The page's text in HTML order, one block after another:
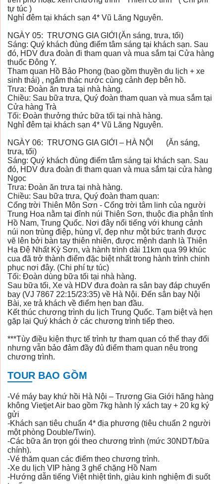
tự túc )
Nghỉ đêm tại khách sạn 4* Vũ Lăng Nguyên.
NGÀY 05: TRƯƠNG GIA GIỚI (Ăn sáng, trưa, tối)
Sáng: Quý khách đùng điểm tâm sáng tại khách sạn. Sau
đó, HDV đưa đoàn đi tham quan và mua sắm tại Cửa hàng
thuốc Đông Y.
Tham quan Hồ Bảo Phong (bao gồm thuyền ​​du lịch + xe
sinh thái) , ngắm thác nước cùng cảnh đẹp bên hồ.
Trưa: Đoàn ăn trưa tại nhà hàng.
Chiều: Sau bữa trưa, Quý đoàn tham quan và mua sắm tại
Cửa hàng Trà
Tối: Đoàn thưởng thức bữa tối tại nhà hàng.
Nghỉ đêm tại khách sạn 4* Vũ Lăng Nguyên.
NGÀY 06: TRƯƠNG GIA GIỚI – HÀ NỘI
(Ăn sáng,
trưa, tối)
Sáng: Quý khách đùng điểm tâm sáng tại khách sạn. Sau
đó, HDV đưa đoàn đi tham quan và mua sắm tại cửa hàng
Ngọc
Trưa: Đoàn ăn trưa tại nhà hàng.
Chiều: Sau bữa trưa, Quý đoàn tham quan:
Cổng trời Thiên Môn Sơn - Cổng trời tâm linh của người
Trung Hoa nằm tại đỉnh núi Thiên Sơn, thuộc địa phận tỉnh
Hồ Nam, Trung Quốc. Nơi đây nổi tiếng với khung cảnh
núi non trùng điệp, hùng vĩ, đẹp như một bức tranh được
vẽ lên bởi bàn tay thiên nhiên, được mệnh danh là Thiên
Hạ Đệ Nhất Kỳ Sơn, và hành trình dài 11km qua 99 khúc
cua đã trở thành điểm đặc biệt nhất trong hành trình chinh
phục nơi đây. (Chi phí tự túc)
Tối: Đoàn dùng bữa tối tại nhà hàng.
Sau bữa tối, Xe và HDV đưa đoàn ra sân bay đáp chuyến
bay (VJ 7867 22:15/23:35) về Hà Nội. Đến sân bay Nội
Bài, xe trả khách về điểm hẹn ban đầu.
Kết thúc chương trình du lịch Trung Quốc. Tạm biệt và hẹn
gặp lại Quý khách ở các chương trình tiếp theo.
***Tùy điều kiện thực tế trình tự tham quan có thể thay đổi
nhưng vẫn bảo đảm đầy đủ điểm tham quan nêu trong
chương trình.
TOUR BAO GỒM
-Vé máy bay khứ hồi Hà Nội – Trương Gia Giới hãng hàng
không Vietjet Air bao gồm 7kg hành lý xách tay + 20 kg ký
gửi
-Khách sạn tiêu chuẩn 4* địa phương (tiêu chuẩn 2 người
một phòng Double/Twin).
-Các bữa ăn trọn gói theo chương trình (mức 30NDT/bữa
chính).
-Vé thăm quan các điểm theo chương trình.
-Xe du lịch VIP hàng 3 ghế chặng Hồ Nam
-Hướng dẫn tiếng Việt nhiệt tình, giàu kinh nghiệm đi suốt